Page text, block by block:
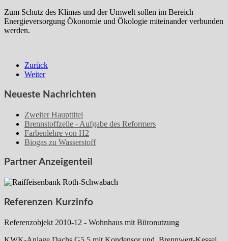
Zum Schutz des Klimas und der Umwelt sollen im Bereich
Energieversorgung Ökonomie und Ökologie miteinander verbunden
werden.
Zurück
Weiter
Neueste Nachrichten
Zweiter Haupttitel
Brennstoffzelle - Aufgabe des Reformers
Farbenlehre von H2
Biogas zu Wasserstoff
Partner Anzeigenteil
Referenzen Kurzinfo
Referenzobjekt 2010-12 - Wohnhaus mit Büronutzung